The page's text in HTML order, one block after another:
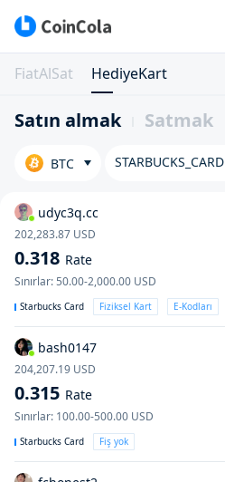
FiatAlSat HediyeKart
Satın almak Satmak
BTC STARBUCKS_CARD
udyc3q.cc
202,283.87 USD
0.318 Rate
Sınırlar:50.00-2,000.00 USD
Starbucks Card Fiziksel Kart E-Kodları
bash0147
204,207.19 USD
0.315 Rate
Sınırlar: 100.00-500.00 USD
Starbucks Card Fiş yok